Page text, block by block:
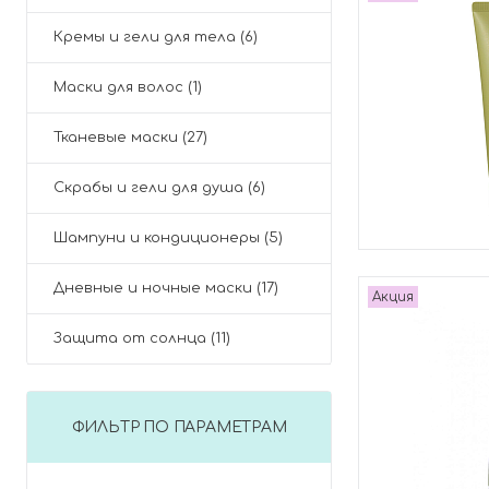
Кремы и гели для тела (6)
Маски для волос (1)
Тканевые маски (27)
Скрабы и гели для душа (6)
Шампуни и кондиционеры (5)
Дневные и ночные маски (17)
Защита от солнца (11)
ФИЛЬТР ПО ПАРАМЕТРАМ
Акция